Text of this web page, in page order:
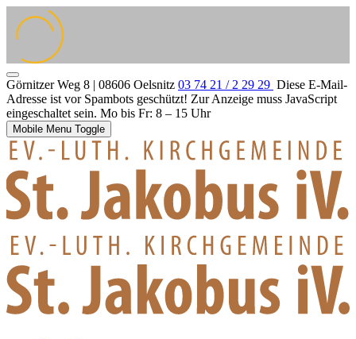
Görnitzer Weg 8 | 08606 Oelsnitz 03 74 21 / 2 29 29 Diese E-Mail-
Adresse ist vor Spambots geschützt! Zur Anzeige muss JavaScript
eingeschaltet sein. Mo bis Fr: 8 – 15 Uhr
Mobile Menu Toggle